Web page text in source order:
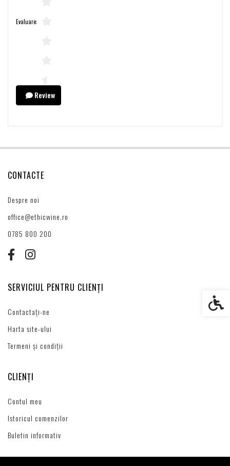
Evaluare:
Review
CONTACTE
Despre noi
office@ethicwine.ro
0785 800 200
SERVICIUL PENTRU CLIENȚI
Contactați-ne
Harta site-ului
Termeni și condiții
CLIENȚI
Contul meu
Istoricul comenzilor
Buletin informativ
Setări